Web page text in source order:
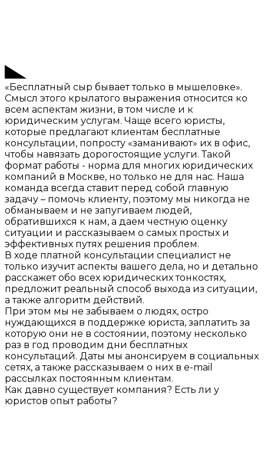
«Бесплатный сыр бывает только в мышеловке».
Смысл этого крылатого выражения относится ко
всем аспектам жизни, в том числе и к
юридическим услугам. Чаще всего юристы,
которые предлагают клиентам бесплатные
консультации, попросту «заманивают» их в офис,
чтобы навязать дорогостоящие услуги. Такой
формат работы - норма для многих юридических
компаний в Москве, но только не для нас. Наша
команда всегда ставит перед собой главную
задачу – помочь клиенту, поэтому мы никогда не
обманываем и не запугиваем людей,
обратившихся к нам, а даем честную оценку
ситуации и рассказываем о самых простых и
эффективных путях решения проблем.
В ходе платной консультации специалист не
только изучит аспекты вашего дела, но и детально
расскажет обо всех юридических тонкостях,
предложит реальный способ выхода из ситуации,
а также алгоритм действий.
При этом мы не забываем о людях, остро
нуждающихся в поддержке юриста, заплатить за
которую они не в состоянии, поэтому несколько
раз в год проводим дни бесплатных
консультаций. Даты мы анонсируем в социальных
сетях, а также рассказываем о них в e-mail
рассылках постоянным клиентам.
Как давно существует компания? Есть ли у
юристов опыт работы?